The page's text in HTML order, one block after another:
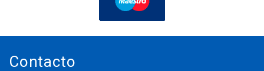
Contacto